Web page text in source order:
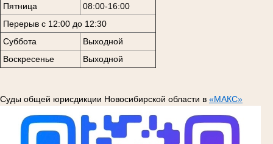
Пятница
08:00-16:00
Перерыв с 12:00 до 12:30
Суббота
Выходной
Воскресенье
Выходной
Суды общей юрисдикции Новосибирской области в «МАКС»